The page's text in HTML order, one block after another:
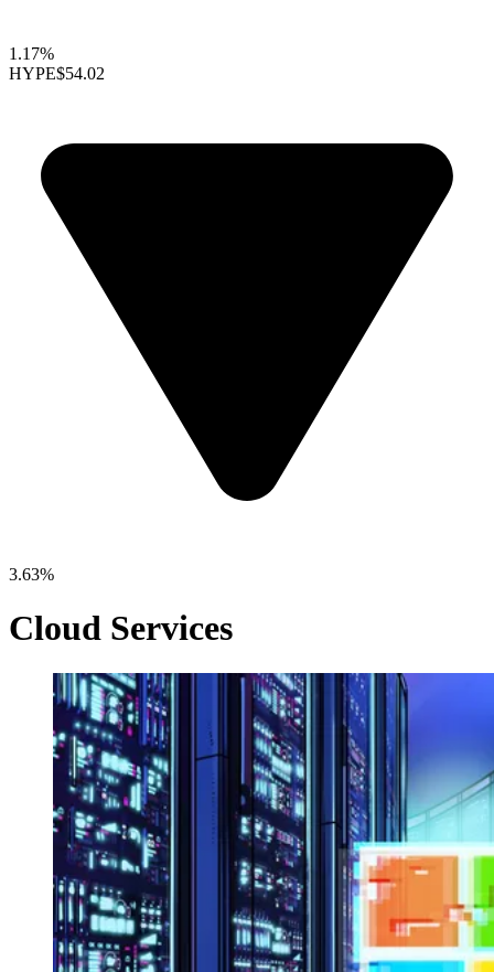
1.17%
HYPE$54.02
3.63%
Cloud Services